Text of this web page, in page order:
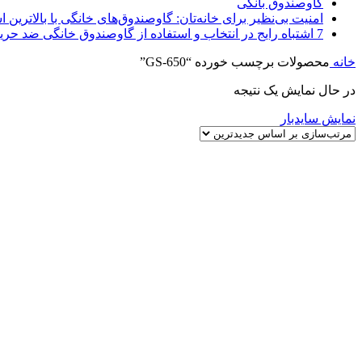
گاوصندوق بانکی
امنیت بی‌نظیر برای خانه‌تان: گاوصندوق‌های خانگی با بالاترین
7 اشتباه رایج در انتخاب و استفاده از گاوصندوق خانگی ضد حریق
خانه محصولات برچسب خورده “GS-650”
در حال نمایش یک نتیجه
نمایش سایدبار